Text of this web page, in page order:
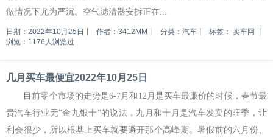
做情况下尤为严沉。空气滤清器安拆正在...
日期：2022年10月25日 作者：3412MM 分类：汽车丨 标签： 卖车网
浏览：1176人浏览过
几月买车最便宜2022年10月25日
目前零个市场的走势是6-7月和12月是买车最廉价的时候，春节最
贵汽车行业无“金九银十”的说法，九月和十月是汽车发卖的旺季，让
利会很少，所以根基上买车就要避开那个高峰期。暑假前的六月份、